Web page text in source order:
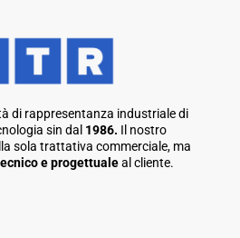
di rappresentanza industriale di
sin dal 1986. Il nostro
sola trattativa commerciale, ma
e progettualeal cliente.